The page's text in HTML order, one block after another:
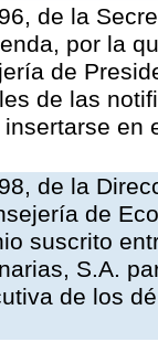
de la
por la
de
de las
en
de la
de
suscrito
S.A.
de los